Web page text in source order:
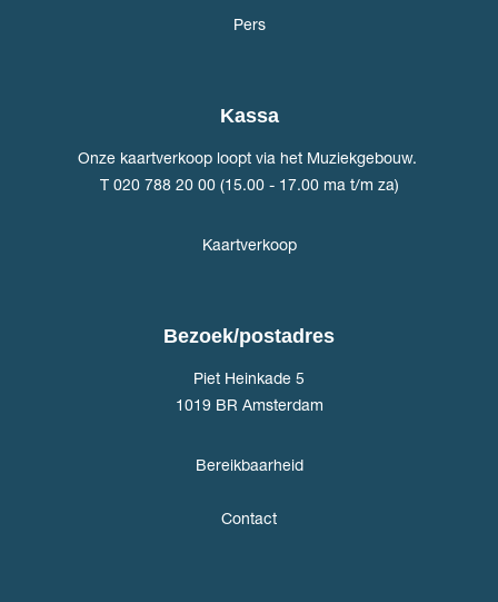
Pers
Kassa
Onze kaartverkoop loopt via het Muziekgebouw.
T 020 788 20 00 (15.00 - 17.00 ma t/m za)
Kaartverkoop
Bezoek/postadres
Piet Heinkade 5
1019 BR Amsterdam
Bereikbaarheid
Contact